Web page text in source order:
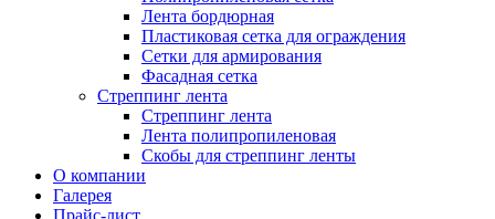
Лента бордюрная
Пластиковая сетка для ограждения
Сетки для армирования
Фасадная сетка
Стреппинг лента
Стреппинг лента
Лента полипропиленовая
Скобы для стреппинг ленты
О компании
Галерея
Прайс-лист